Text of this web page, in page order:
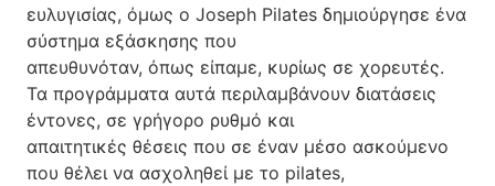
ευλυγισίας, όμως ο Joseph Pilates δημιούργησε ένα
σύστημα εξάσκησης που
απευθυνόταν, όπως είπαμε, κυρίως σε χορευτές.
Τα προγράμματα αυτά περιλαμβάνουν διατάσεις
έντονες, σε γρήγορο ρυθμό και
απαιτητικές θέσεις που σε έναν μέσο ασκούμενο
που θέλει να ασχοληθεί με το pilates,